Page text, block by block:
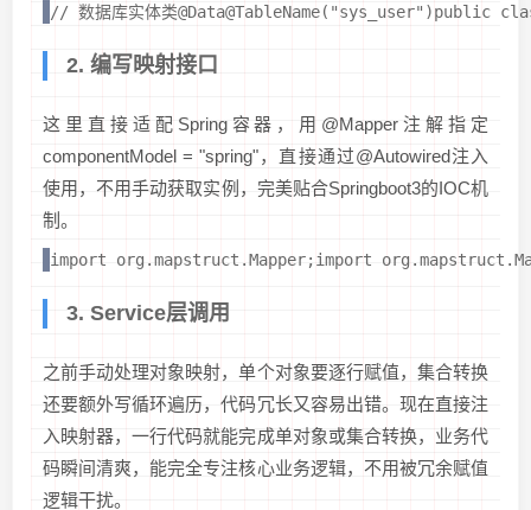
// 数据库实体类
2. 编写映射接口
这里直接适配Spring容器，用@Mapper注解指定
componentModel = "spring"，直接通过@Autowired注入
使用，不用手动获取实例，完美贴合Springboot3的IOC机
制。
import org.mapstruct.Mapper;import
3. Service层调用
之前手动处理对象映射，单个对象要逐行赋值，集合转换
还要额外写循环遍历，代码冗长又容易出错。现在直接注
入映射器，一行代码就能完成单对象或集合转换，业务代
码瞬间清爽，能完全专注核心业务逻辑，不用被冗余赋值
逻辑干扰。